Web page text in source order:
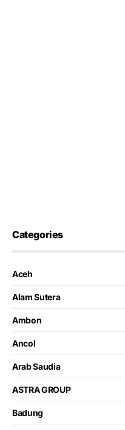
Categories
Aceh
Alam Sutera
Ambon
Ancol
Arab Saudia
ASTRA GROUP
Badung